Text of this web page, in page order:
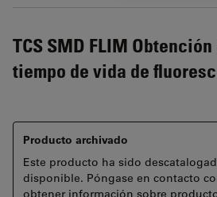
TCS SMD FLIM Obtención
tiempo de vida de
Producto archivado
Este producto ha sido
disponible. Póngase en contacto
obtener información sobre